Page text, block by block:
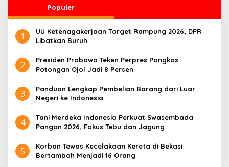
Populer
1
UU Ketenagakerjaan Target Rampung 2026, DPR
Libatkan Buruh
2
Presiden Prabowo Teken Perpres Pangkas
Potongan Ojol Jadi 8 Persen
3
Panduan Lengkap Pembelian Barang dari Luar
Negeri ke Indonesia
4
Tani Merdeka Indonesia Perkuat Swasembada
Pangan 2026, Fokus Tebu dan Jagung
5
Korban Tewas Kecelakaan Kereta di Bekasi
Bertambah Menjadi 16 Orang